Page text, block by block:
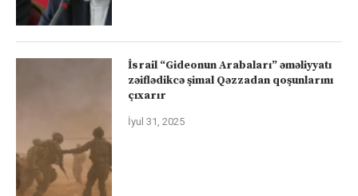
İsrail “Gideonun Arabaları” əməliyyatı
zəiflədikcə şimal Qəzzadan qoşunlarını
çıxarır
İyul 31, 2025